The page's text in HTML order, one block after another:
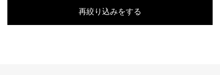
再絞り込みをする